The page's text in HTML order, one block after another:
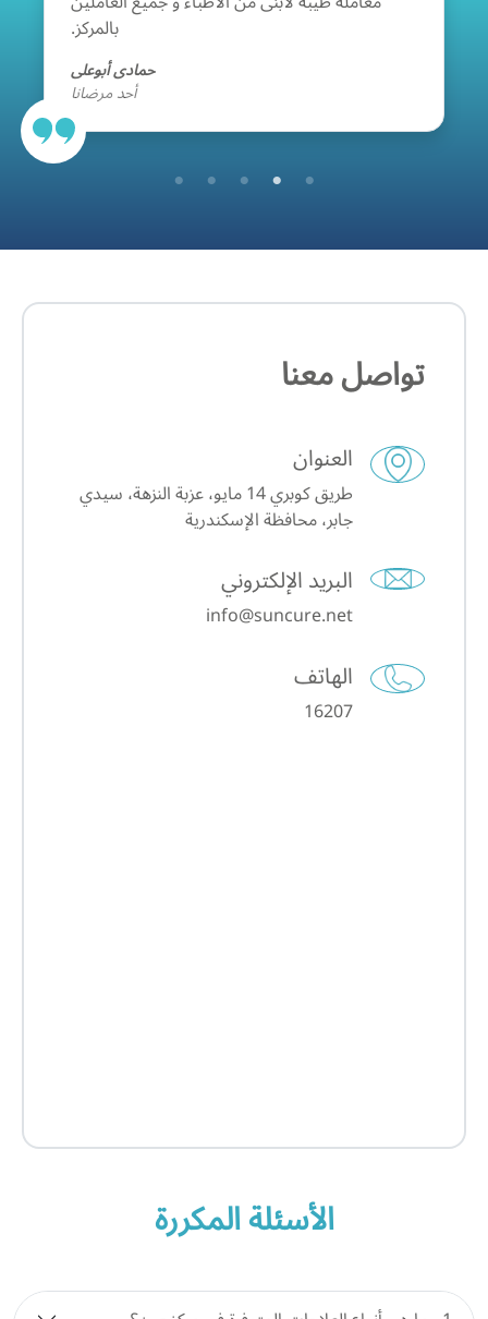
بالمركز.
حمادى أبوعلى
أحد مرضانا
تواصل معنا
العنوان
طريق كوبري 14 مايو، عزبة النزهة، سيدي
جابر، محافظة الإسكندرية
البريد الإلكتروني
info@suncure.net
الهاتف
16207
الأسئلة المكررة